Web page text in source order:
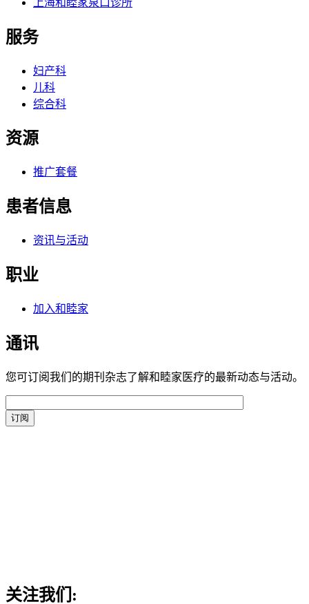
服务
妇产科
儿科
综合科
资源
推广套餐
患者信息
资讯与活动
职业
加入和睦家
通讯
您可订阅我们的期刊杂志了解和睦家医疗的最新动态与活动。
关注我们: